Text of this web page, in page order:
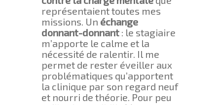
représentaient toutes mes
missions. Un échange
donnant-donnant : le stagiaire
m’apporte le calme et la
nécessité de ralentir. Il me
permet de rester éveiller aux
problématiques qu’apportent
la clinique par son regard neuf
et nourri de théorie. Pour peu